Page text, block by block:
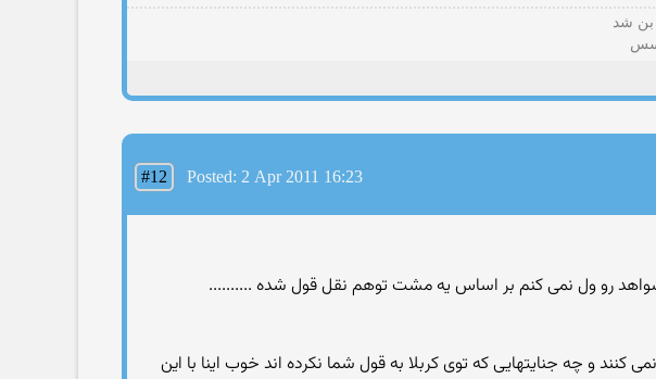
بن شد
#12 Posted: 2 Apr 2011 16:23
رو ول نمی كنم بر اساس یه مشت توهم نقل قول شده ..........
نقل قولهای كشكی حسین نوه پیامبر رو سلاخی میكنند به بچه 6 ماهه رحم نمی كنند و چه جنایتهایی كه توی كربلا به قول شما نكرده اند خوب اینا با این